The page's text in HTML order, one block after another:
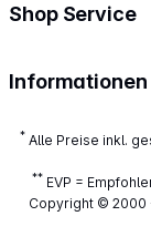
Shop Service
Informationen
* Alle Preise inkl.
** EVP =
Copyright © 2000